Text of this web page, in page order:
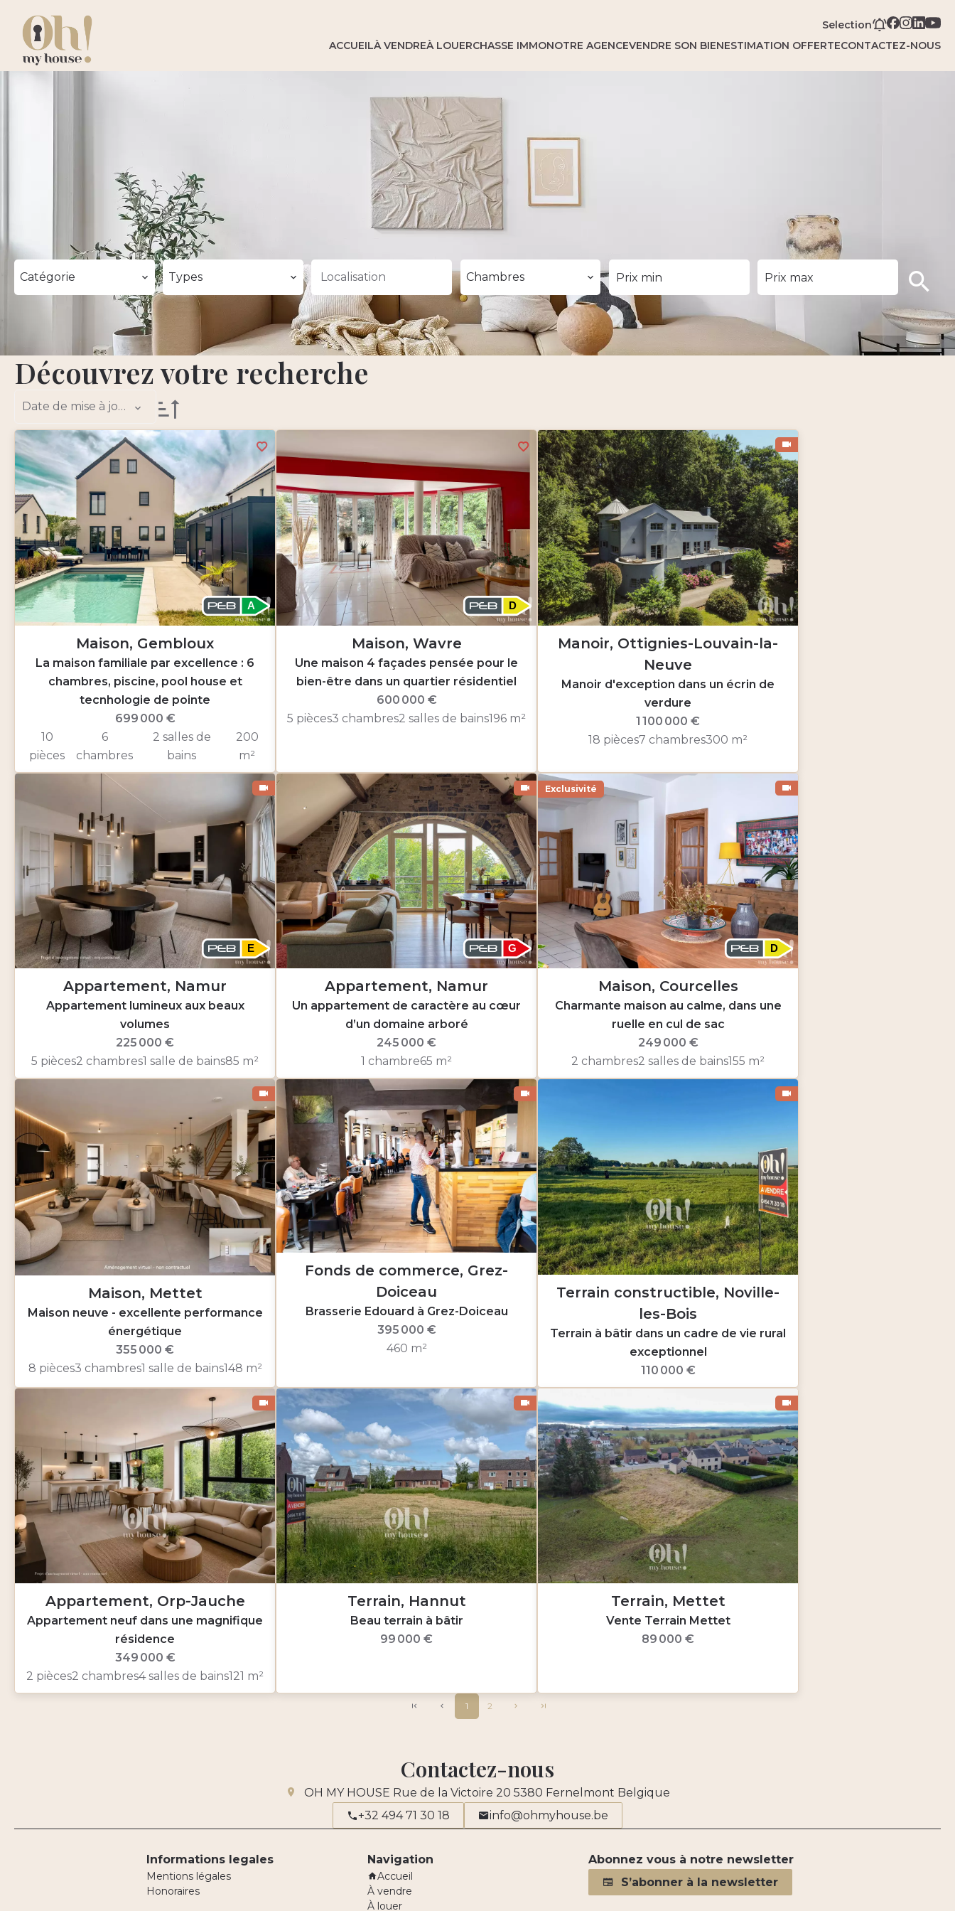
Selection
ACCUEILÀ VENDREÀ LOUERCHASSE IMMONOTRE AGENCEVENDRE SON BIENESTIMATION OFFERTECONTACTEZ-NOUS
Catégorie Types Localisation Chambres
Découvrez votre recherche
Date de mise à jour
A
Maison, Gembloux
La maison familiale par excellence : 6
chambres, piscine, pool house et
tecnhologie de pointe
699 000 €
10
pièces
6
chambres
2 salles de
bains
200
m²
D
Maison, Wavre
Une maison 4 façades pensée pour le
bien-être dans un quartier résidentiel
600 000 €
5 pièces3 chambres2 salles de bains196 m²
Manoir, Ottignies-Louvain-la-
Neuve
Manoir d'exception dans un écrin de
verdure
1 100 000 €
18 pièces7 chambres300 m²
E
Appartement, Namur
Appartement lumineux aux beaux
volumes
225 000 €
5 pièces2 chambres1 salle de bains85 m²
G
Appartement, Namur
Un appartement de caractère au cœur
d’un domaine arboré
245 000 €
1 chambre65 m²
D
Exclusivité
Maison, Courcelles
Charmante maison au calme, dans une
ruelle en cul de sac
249 000 €
2 chambres2 salles de bains155 m²
Maison, Mettet
Maison neuve - excellente performance
énergétique
355 000 €
8 pièces3 chambres1 salle de bains148 m²
Fonds de commerce, Grez-
Doiceau
Brasserie Edouard à Grez-Doiceau
395 000 €
460 m²
Terrain constructible, Noville-
les-Bois
Terrain à bâtir dans un cadre de vie rural
exceptionnel
110 000 €
Appartement, Orp-Jauche
Appartement neuf dans une magnifique
résidence
349 000 €
2 pièces2 chambres4 salles de bains121 m²
Terrain, Hannut
Beau terrain à bâtir
99 000 €
Terrain, Mettet
Vente Terrain Mettet
89 000 €
1 2
Contactez-nous
OH MY HOUSE Rue de la Victoire 20 5380 Fernelmont Belgique
+32 494 71 30 18
info@ohmyhouse.be
Informations legales
Mentions légales
Honoraires
Navigation
Accueil
À vendre
À louer
Abonnez vous à notre newsletter
S’abonner à la newsletter